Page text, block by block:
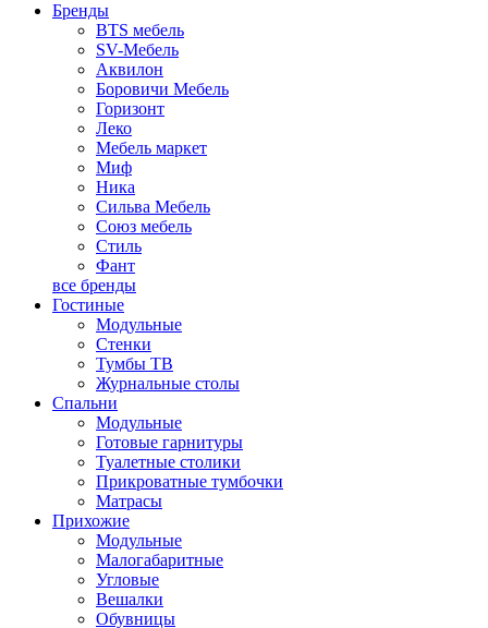
Бренды
BTS мебель
SV-Мебель
Аквилон
Боровичи Мебель
Горизонт
Леко
Мебель маркет
Миф
Ника
Сильва Мебель
Союз мебель
Стиль
Фант
все бренды
Гостиные
Модульные
Стенки
Тумбы ТВ
Журнальные столы
Спальни
Модульные
Готовые гарнитуры
Туалетные столики
Прикроватные тумбочки
Матрасы
Прихожие
Модульные
Малогабаритные
Угловые
Вешалки
Обувницы